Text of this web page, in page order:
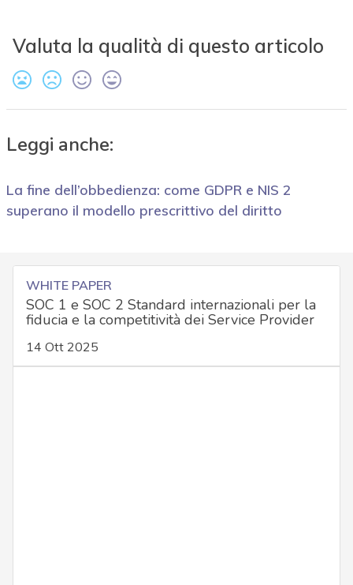
Valuta la qualità di questo articolo
Leggi anche:
La fine dell’obbedienza: come GDPR e NIS 2
superano il modello prescrittivo del diritto
WHITE PAPER
SOC 1 e SOC 2 Standard internazionali per la
fiducia e la competitività dei Service Provider
14 Ott 2025